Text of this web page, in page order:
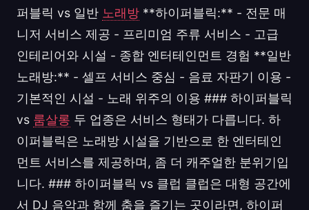
퍼블릭 vs 일반 노래방 **하이퍼블릭:** - 전문 매
니저 서비스 제공 - 프리미엄 주류 서비스 - 고급
인테리어와 시설 - 종합 엔터테인먼트 경험 **일반
노래방:** - 셀프 서비스 중심 - 음료 자판기 이용 -
기본적인 시설 - 노래 위주의 이용 ### 하이퍼블릭
vs 룸살롱 두 업종은 서비스 형태가 다릅니다. 하
이퍼블릭은 노래방 시설을 기반으로 한 엔터테인
먼트 서비스를 제공하며, 좀 더 캐주얼한 분위기입
니다. ### 하이퍼블릭 vs 클럽 클럽은 대형 공간에
서 DJ 음악과 함께 춤을 즐기는 곳이라면, 하이퍼